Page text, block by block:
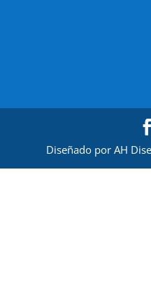
Diseñado por AH